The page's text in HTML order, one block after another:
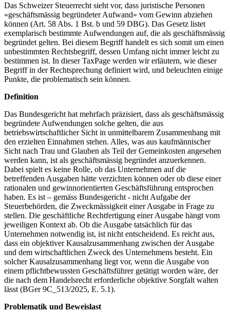
Das Schweizer Steuerrecht sieht vor, dass juristische Personen
«geschäftsmässig begründeter Aufwand» vom Gewinn abziehen
können (Art. 58 Abs. 1 Bst. b und 59 DBG). Das Gesetz listet
exemplarisch bestimmte Aufwendungen auf, die als geschäftsmässig
begründet gelten. Bei diesem Begriff handelt es sich somit um einen
unbestimmten Rechtsbegriff, dessen Umfang nicht immer leicht zu
bestimmen ist. In dieser TaxPage werden wir erläutern, wie dieser
Begriff in der Rechtsprechung definiert wird, und beleuchten einige
Punkte, die problematisch sein können.
Definition
Das Bundesgericht hat mehrfach präzisiert, dass als geschäftsmässig
begründete Aufwendungen solche gelten, die aus
betriebswirtschaftlicher Sicht in unmittelbarem Zusammenhang mit
den erzielten Einnahmen stehen. Alles, was aus kaufmännischer
Sicht nach Trau und Glauben als Teil der Gemeinkosten angesehen
werden kann, ist als geschäftsmässig begründet anzuerkennen.
Dabei spielt es keine Rolle, ob das Unternehmen auf die
betreffenden Ausgaben hätte verzichten können oder ob diese einer
rationalen und gewinnorientierten Geschäftsführung entsprochen
haben. Es ist – gemäss Bundesgericht - nicht Aufgabe der
Steuerbehörden, die Zweckmässigkeit einer Ausgabe in Frage zu
stellen. Die geschäftliche Rechtfertigung einer Ausgabe hängt vom
jeweiligen Kontext ab. Ob die Ausgabe tatsächlich für das
Unternehmen notwendig ist, ist nicht entscheidend. Es reicht aus,
dass ein objektiver Kausalzusammenhang zwischen der Ausgabe
und dem wirtschaftlichen Zweck des Unternehmens besteht. Ein
solcher Kausalzusammenhang liegt vor, wenn die Ausgabe von
einem pflichtbewussten Geschäftsführer getätigt worden wäre, der
die nach dem Handelsrecht erforderliche objektive Sorgfalt walten
lässt (BGer 9C_513/2025, E. 5.1).
Problematik und Beweislast